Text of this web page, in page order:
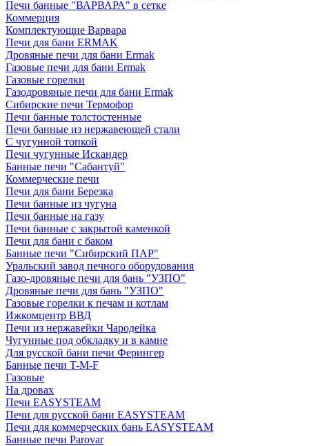
Печи банные "ВАРВАРА" в сетке
Коммерция
Комплектующие Варвара
Печи для бани ERMAK
Дровяные печи для бани Ermak
Газовые печи для бани Ermak
Газовые горелки
Газодровяные печи для бани Ermak
Сибирские печи Термофор
Печи банные толстостенные
Печи банные из нержавеющей стали
С чугунной топкой
Печи чугунные Искандер
Банные печи "Сабантуй"
Коммерческие печи
Печи для бани Березка
Печи банные из чугуна
Печи банные на газу
Печи банные с закрытой каменкой
Печи для бани с баком
Банные печи "Сибирский ПАР"
Уральский завод печного оборудования
Газо-дровяные печи для бань "УЗПО"
Дровяные печи для бань "УЗПО"
Газовые горелки к печам и котлам
Ижкомцентр ВВД
Печи из нержавейки Чародейка
Чугунные под обкладку и в камне
Для русской бани печи Ферингер
Банные печи T-M-F
Газовые
На дровах
Печи EASYSTEAM
Печи для русской бани EASYSTEAM
Печи для коммерческих бань EASYSTEAM
Банные печи Parovar